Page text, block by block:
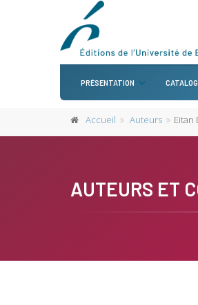
PRÉSENTATION
Accueil Auteurs Eitan
AUTEURS ET